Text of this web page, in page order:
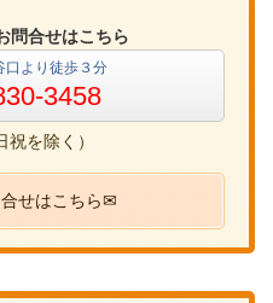
問合せはこちら
口より徒歩３分
3458
を除く）
せはこちら✉